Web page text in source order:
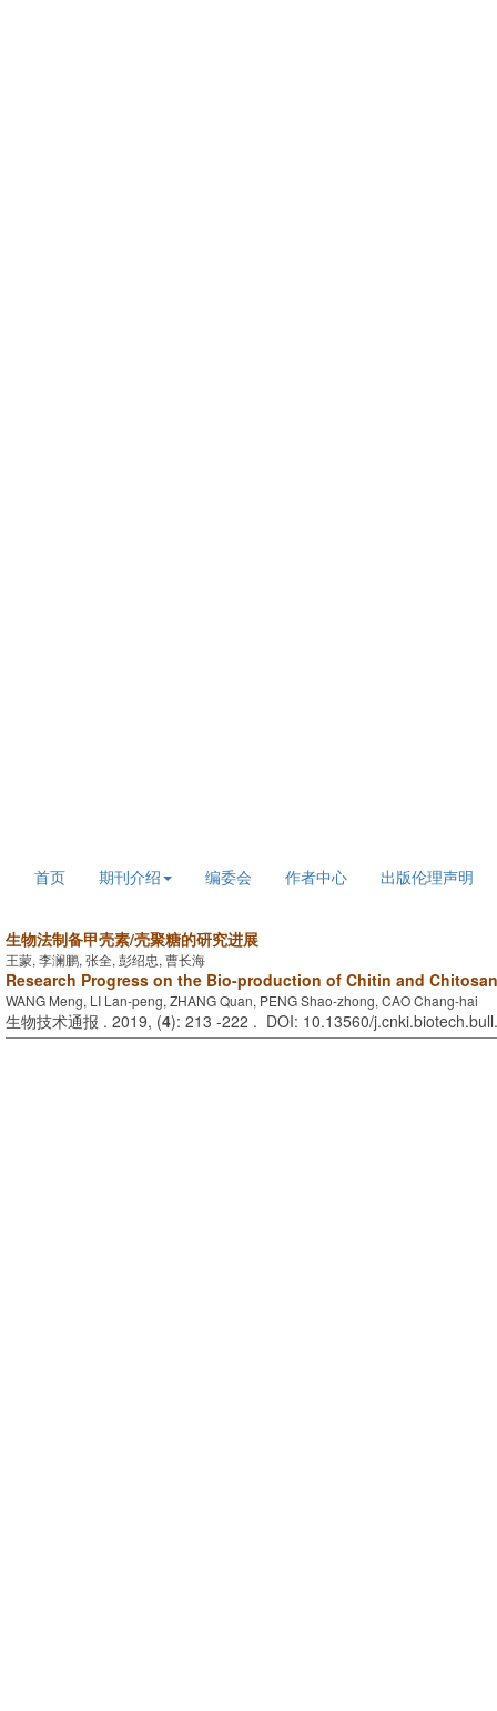
首页 期刊介绍 编委会 作者中心 出版伦理声明
生物法制备甲壳素/壳聚糖的研究进展
王蒙, 李澜鹏, 张全, 彭绍忠, 曹长海
Research Progress on the Bio-production of Chitin and Chitosan
WANG Meng, LI Lan-peng, ZHANG Quan, PENG Shao-zhong, CAO Chang-hai
生物技术通报 . 2019, (4): 213 -222 . DOI: 10.13560/